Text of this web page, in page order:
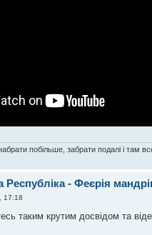
побільше, забрати подалі і там
Республіка - Феєрія
17:18
таким крутим досвідом та